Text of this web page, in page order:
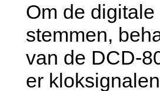
Om de
stemmen,
van de DCD-
er